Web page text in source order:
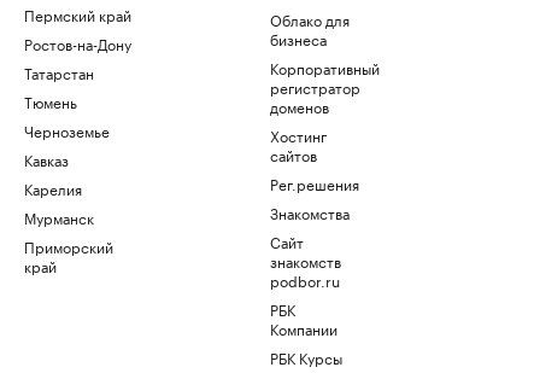
Пермский край
Ростов-на-Дону
Татарстан
Тюмень
Черноземье
Кавказ
Карелия
Мурманск
Приморский
край
Облако для
бизнеса
Корпоративный
регистратор
доменов
Хостинг
сайтов
Рег.решения
Знакомства
Сайт
знакомств
podbor.ru
РБК
Компании
РБК Курсы